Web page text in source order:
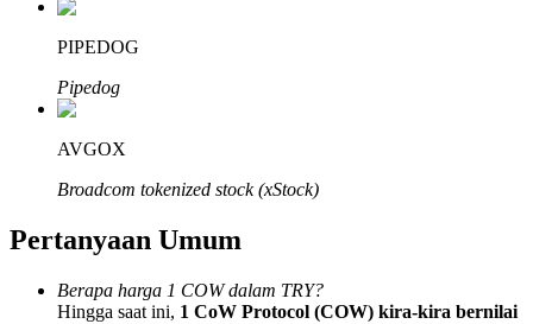
Referensi
PIPEDOG
Pipedog
AVGOX
Broadcom tokenized stock (xStock)
Pertanyaan Umum
Berapa harga 1 COW dalam TRY?
Hingga saat ini, 1 CoW Protocol (COW) kira-kira bernilai